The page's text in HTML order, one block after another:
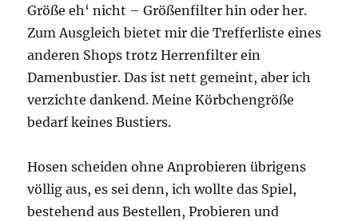
Größe eh‘ nicht – Größenfilter hin oder her.
Zum Ausgleich bietet mir die Trefferliste eines
anderen Shops trotz Herrenfilter ein
Damenbustier. Das ist nett gemeint, aber ich
verzichte dankend. Meine Körbchengröße
bedarf keines Bustiers.
Hosen scheiden ohne Anprobieren übrigens
völlig aus, es sei denn, ich wollte das Spiel,
bestehend aus Bestellen, Probieren und